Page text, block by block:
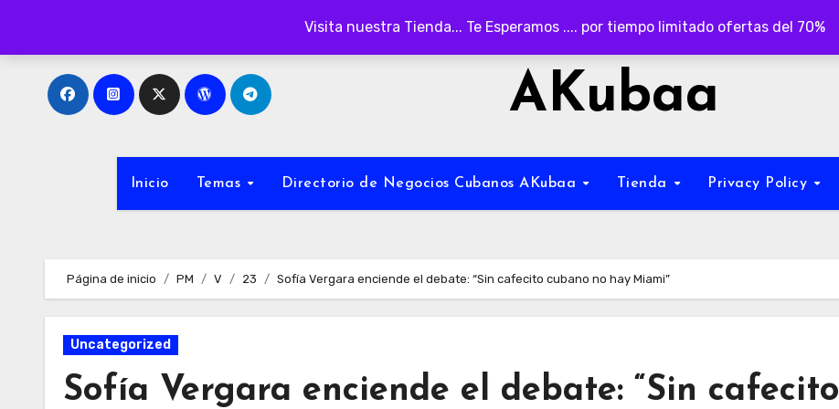
Visita nuestra Tienda... Te Esperamos .... por tiempo limitado ofertas del 70%
AKubaa
Inicio Temas Directorio de Negocios Cubanos AKubaa Tienda Privacy Policy
Página de inicio PM V 23 Sofía Vergara enciende el debate: “Sin cafecito cubano no hay Miami”
Uncategorized
Sofía Vergara enciende el debate: “Sin cafecito